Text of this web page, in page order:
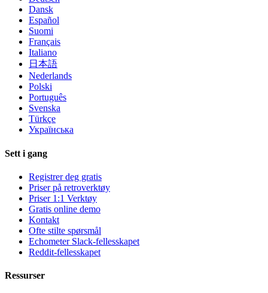
Dansk
Español
Suomi
Français
Italiano
日本語
Nederlands
Polski
Português
Svenska
Türkçe
Українська
Sett i gang
Registrer deg gratis
Priser på retroverktøy
Priser 1:1 Verktøy
Gratis online demo
Kontakt
Ofte stilte spørsmål
Echometer Slack-fellesskapet
Reddit-fellesskapet
Ressurser